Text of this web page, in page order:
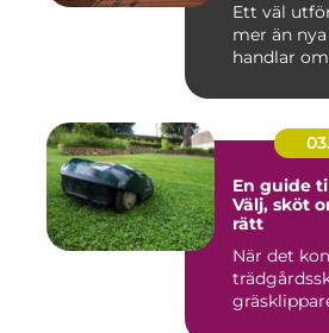
Ett väl
mer än
handlar
En guide
Välj, sköt
rätt
När det